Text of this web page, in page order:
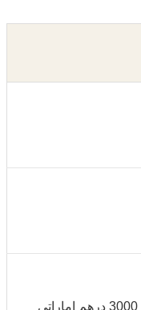
3000 درهم إماراتي